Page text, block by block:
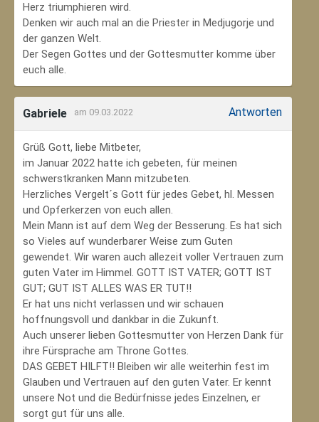
Herz triumphieren wird.
Denken wir auch mal an die Priester in Medjugorje und
der ganzen Welt.
Der Segen Gottes und der Gottesmutter komme über
euch alle.
Gabriele am 09.03.2022 Antworten
Grüß Gott, liebe Mitbeter,
im Januar 2022 hatte ich gebeten, für meinen
schwerstkranken Mann mitzubeten.
Herzliches Vergelt´s Gott für jedes Gebet, hl. Messen
und Opferkerzen von euch allen.
Mein Mann ist auf dem Weg der Besserung. Es hat sich
so Vieles auf wunderbarer Weise zum Guten
gewendet. Wir waren auch allezeit voller Vertrauen zum
guten Vater im Himmel. GOTT IST VATER; GOTT IST
GUT; GUT IST ALLES WAS ER TUT!!
Er hat uns nicht verlassen und wir schauen
hoffnungsvoll und dankbar in die Zukunft.
Auch unserer lieben Gottesmutter von Herzen Dank für
ihre Fürsprache am Throne Gottes.
DAS GEBET HILFT!! Bleiben wir alle weiterhin fest im
Glauben und Vertrauen auf den guten Vater. Er kennt
unsere Not und die Bedürfnisse jedes Einzelnen, er
sorgt gut für uns alle.